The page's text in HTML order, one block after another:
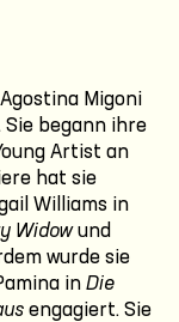
Migoni
Sie begann ihre
Artist an
hat sie
Williams in
Widowund
wurde sie
in Die
engagiert. Sie